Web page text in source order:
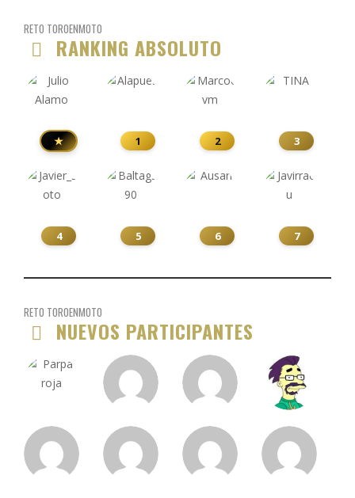
RETO TOROENMOTO
RANKING ABSOLUTO
★ 1 2 3
4 5 6 7
RETO TOROENMOTO
NUEVOS PARTICIPANTES